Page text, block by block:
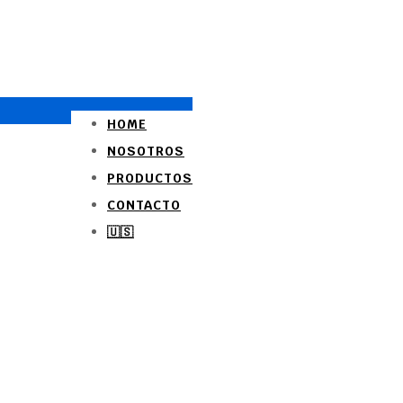
HOME
NOSOTROS
PRODUCTOS
CONTACTO
🇺🇸